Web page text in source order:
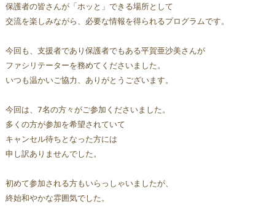
保護者の皆さんが「ホッと」できる場所として
交流を楽しみながら、必要な情報を得られるプログラムです。
今回も、支援者であり保護者でもある平賀亜沙美さんが
ファシリテーターを務めてくださいました。
いつも温かいご協力、ありがとうございます。
今回は、7名の方々がご参加くださいました。
多くの方が参加を希望されていて
キャンセル待ちとなった方には
申し訳ありませんでした。
初めて参加される方もいらっしゃいましたが、
終始和やかな雰囲気でした。